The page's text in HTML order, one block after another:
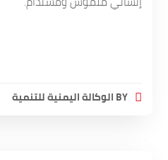
BYالوكالة اليمنية للتنمية